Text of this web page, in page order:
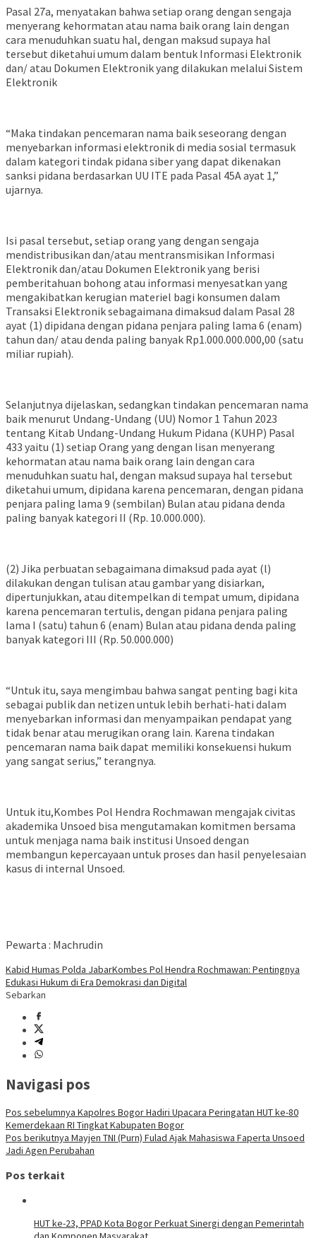
Pasal 27a, menyatakan bahwa setiap orang dengan sengaja
menyerang kehormatan atau nama baik orang lain dengan
cara menuduhkan suatu hal, dengan maksud supaya hal
tersebut diketahui umum dalam bentuk Informasi Elektronik
dan/ atau Dokumen Elektronik yang dilakukan melalui Sistem
Elektronik
“Maka tindakan pencemaran nama baik seseorang dengan
menyebarkan informasi elektronik di media sosial termasuk
dalam kategori tindak pidana siber yang dapat dikenakan
sanksi pidana berdasarkan UU ITE pada Pasal 45A ayat 1,”
ujarnya.
Isi pasal tersebut, setiap orang yang dengan sengaja
mendistribusikan dan/atau mentransmisikan Informasi
Elektronik dan/atau Dokumen Elektronik yang berisi
pemberitahuan bohong atau informasi menyesatkan yang
mengakibatkan kerugian materiel bagi konsumen dalam
Transaksi Elektronik sebagaimana dimaksud dalam Pasal 28
ayat (1) dipidana dengan pidana penjara paling lama 6 (enam)
tahun dan/ atau denda paling banyak Rp1.000.000.000,00 (satu
miliar rupiah).
Selanjutnya dijelaskan, sedangkan tindakan pencemaran nama
baik menurut Undang-Undang (UU) Nomor 1 Tahun 2023
tentang Kitab Undang-Undang Hukum Pidana (KUHP) Pasal
433 yaitu (1) setiap Orang yang dengan lisan menyerang
kehormatan atau nama baik orang lain dengan cara
menuduhkan suatu hal, dengan maksud supaya hal tersebut
diketahui umum, dipidana karena pencemaran, dengan pidana
penjara paling lama 9 (sembilan) Bulan atau pidana denda
paling banyak kategori II (Rp. 10.000.000).
(2) Jika perbuatan sebagaimana dimaksud pada ayat (l)
dilakukan dengan tulisan atau gambar yang disiarkan,
dipertunjukkan, atau ditempelkan di tempat umum, dipidana
karena pencemaran tertulis, dengan pidana penjara paling
lama I (satu) tahun 6 (enam) Bulan atau pidana denda paling
banyak kategori III (Rp. 50.000.000)
“Untuk itu, saya mengimbau bahwa sangat penting bagi kita
sebagai publik dan netizen untuk lebih berhati-hati dalam
menyebarkan informasi dan menyampaikan pendapat yang
tidak benar atau merugikan orang lain. Karena tindakan
pencemaran nama baik dapat memiliki konsekuensi hukum
yang sangat serius,” terangnya.
Untuk itu,Kombes Pol Hendra Rochmawan mengajak civitas
akademika Unsoed bisa mengutamakan komitmen bersama
untuk menjaga nama baik institusi Unsoed dengan
membangun kepercayaan untuk proses dan hasil penyelesaian
kasus di internal Unsoed.
Pewarta : Machrudin
Kabid Humas Polda JabarKombes Pol Hendra Rochmawan: Pentingnya
Edukasi Hukum di Era Demokrasi dan Digital
Sebarkan
Navigasi pos
Pos sebelumnya Kapolres Bogor Hadiri Upacara Peringatan HUT ke-80
Kemerdekaan RI Tingkat Kabupaten Bogor
Pos berikutnya Mayjen TNI (Purn) Fulad Ajak Mahasiswa Faperta Unsoed
Jadi Agen Perubahan
Pos terkait
HUT ke-23, PPAD Kota Bogor Perkuat Sinergi dengan Pemerintah